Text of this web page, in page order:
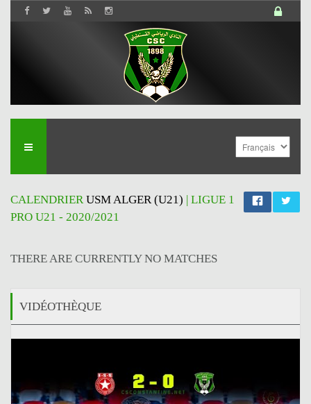
CALENDRIERUSM ALGER (U21) | LIGUE 1
PRO U21 - 2020/2021
THERE ARE CURRENTLY NO MATCHES
VIDÉOTHÈQUE